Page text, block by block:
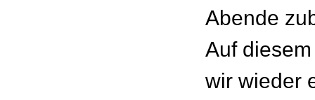
Abende
Auf
wir wieder